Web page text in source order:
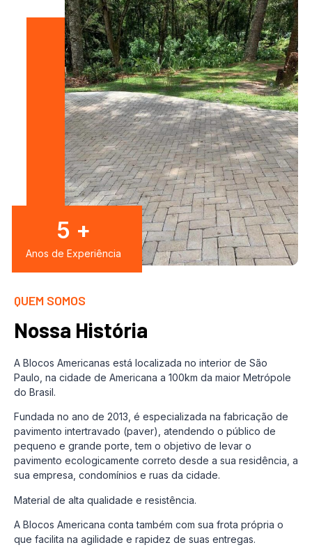
QUEM SOMOS
Nossa História
A Blocos Americanas está localizada no interior de São
Paulo, na cidade de Americana a 100km da maior Metrópole
do Brasil.
Fundada no ano de 2013, é especializada na fabricação de
pavimento intertravado (paver), atendendo o público de
pequeno e grande porte, tem o objetivo de levar o
pavimento ecologicamente correto desde a sua residência, a
sua empresa, condomínios e ruas da cidade.
Material de alta qualidade e resistência.
A Blocos Americana conta também com sua frota própria o
que facilita na agilidade e rapidez de suas entregas.
8 +
Anos de Experiência